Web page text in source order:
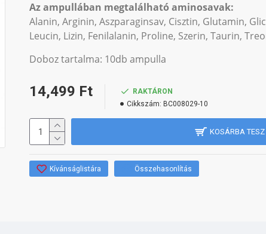
Az ampullában megtalálható aminosavak:
Alanin, Arginin, Aszparaginsav, Cisztin, Glutamin,
Leucin, Lizin, Fenilalanin, Proline, Szerin, Taurin,
Doboz tartalma: 10db ampulla
14,499 Ft
RAKTÁRON
Cikkszám: BC008029-10
KOSÁRBA TESZ
Kívánságlistára Összehasonlítás